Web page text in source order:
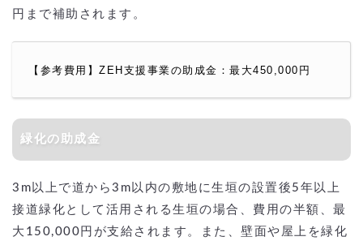
円まで補助されます。
【参考費用】ZEH支援事業の助成金：最大450,000円
緑化の助成金
3m以上で道から3m以内の敷地に生垣の設置後5年以上
接道緑化として活用される生垣の場合、費用の半額、最
大150,000円が支給されます。また、壁面や屋上を緑化